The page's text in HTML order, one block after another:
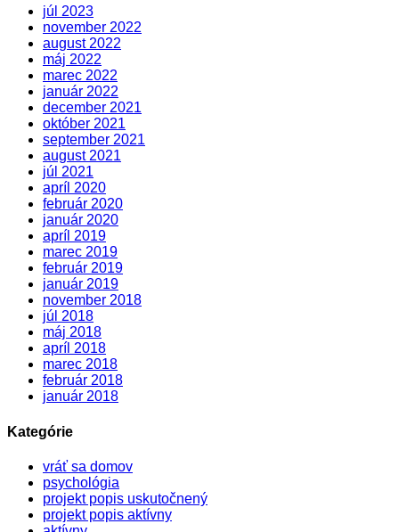
júl 2023
november 2022
august 2022
máj 2022
marec 2022
január 2022
december 2021
október 2021
september 2021
august 2021
júl 2021
apríl 2020
február 2020
január 2020
apríl 2019
marec 2019
február 2019
január 2019
november 2018
júl 2018
máj 2018
apríl 2018
marec 2018
február 2018
január 2018
Kategórie
vráť sa domov
psychológia
projekt popis uskutočnený
projekt popis aktívny